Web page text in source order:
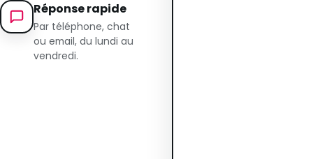
Réponse rapide
Par téléphone, chat
ou email, du lundi au
vendredi.